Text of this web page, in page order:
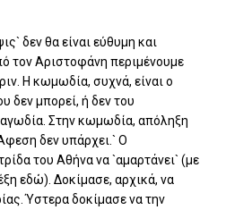
δεν θα είναι εύθυμη και
τον Αριστοφάνη περιμένουμε
Η κωμωδία, συχνά, είναι ο
δεν μπορεί, ή δεν του
Στην κωμωδία, απόληξη
δεν υπάρχει.` Ο
του Αθήνα να `αμαρτάνει` (με
εδώ). Δοκίμασε, αρχικά, να
Ύστερα δοκίμασε να την